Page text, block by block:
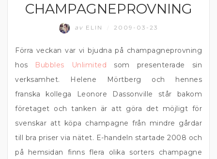
BUBBEL
CHAMPAGNEPROVNING
av ELIN 2009-03-23
Förra veckan var vi bjudna på champagneprovning
hos Bubbles Unlimited som presenterade sin
verksamhet. Helene Mörtberg och hennes
franska kollega Leonore Dassonville står bakom
företaget och tanken är att göra det möjligt för
svenskar att köpa champagne från mindre gårdar
till bra priser via nätet. E-handeln startade 2008 och
på hemsidan finns flera olika sorters champagne